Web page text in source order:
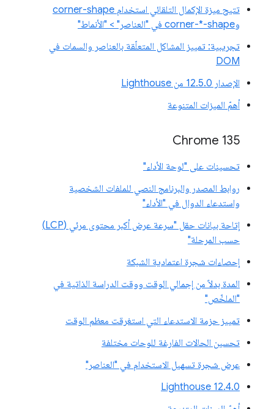
تتيح ميزة الإكمال التلقائي استخدام corner-shape
وcorner-*-shape في "العناصر" > "الأنماط"
تجريبية: تمييز المشاكل المتعلّقة بالعناصر والسمات في
DOM
الإصدار 12.5.0 من Lighthouse
أهمّ الميزات المتنوعة
Chrome 135
تحسينات على "لوحة الأداء"
روابط المصدر والبرنامج النصي للملفات الشخصية
واستدعاء الدوال في "الأداء"
إتاحة بيانات حقل "سرعة عرض أكبر محتوى مرئي (LCP)
حسب المرحلة"
إحصاءات شجرة اعتمادية الشبكة
المدة بدلاً من إجمالي الوقت ووقت الدراسة الذاتية في
"الملخّص"
تمييز حزمة الاستدعاء التي استغرقت معظم الوقت
تحسين الحالات الفارغة للوحات مختلفة
عرض شجرة تسهيل الاستخدام في "العناصر"
‫Lighthouse 12.4.0